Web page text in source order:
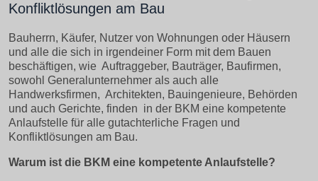
Konfliktlösungen am Bau
Bauherrn, Käufer, Nutzer von Wohnungen oder Häusern
und alle die sich in irgendeiner Form mit dem Bauen
beschäftigen, wie Auftraggeber, Bauträger, Baufirmen,
sowohl Generalunternehmer als auch alle
Handwerksfirmen, Architekten, Bauingenieure, Behörden
und auch Gerichte, finden in der BKM eine kompetente
Anlaufstelle für alle gutachterliche Fragen und
Konfliktlösungen am Bau.
Warum ist die BKM eine kompetente Anlaufstelle?